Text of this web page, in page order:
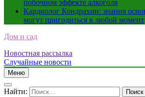
побочном эффекте алкоголя
Кардиолог Кондрахин: знания
могут пригодиться в любой момент
Дом и сад
Новостная рассылка
Случайные новости
Меню
Найти: